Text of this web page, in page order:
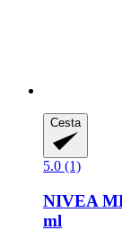
Cesta
5.0 (1)
NIVEA
ml